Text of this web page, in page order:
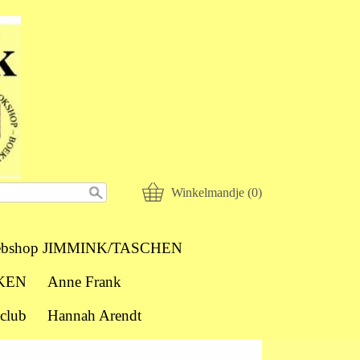
Winkelmandje (0)
JIMMINK/TASCHEN
Anne Frank
Hannah Arendt